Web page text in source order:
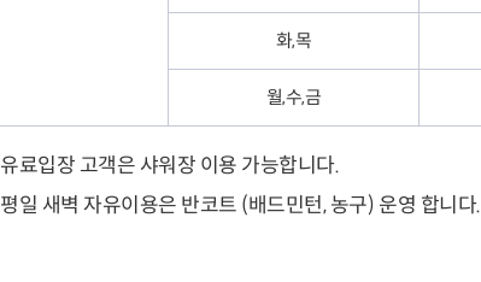
화,목
월,수,금
유료입장 고객은 샤워장 이용 가능합니다.
평일 새벽 자유이용은 반코트 (배드민턴, 농구) 운영 합니다.